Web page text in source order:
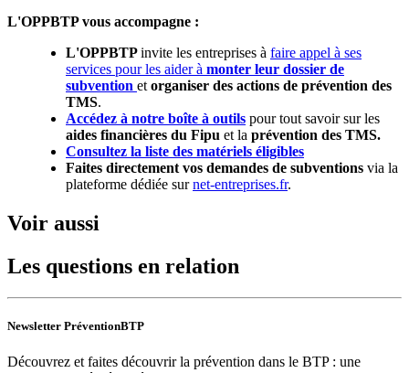
L'OPPBTP vous accompagne :
L'OPPBTPinvite les entreprises à faire appel à ses
services pour les aider à monter leur dossier de
subvention et organiser des actions de prévention des
TMS.
Accédez à notre boîte à outils pour tout savoir sur les
aides financières du Fipu et la prévention des TMS.
Consultez la liste des matériels éligibles
Faites directement vos demandes de subventions via la
plateforme dédiée surnet-entreprises.fr.
Voir aussi
Les questions en relation
Newsletter PréventionBTP
Découvrez et faites découvrir la prévention dans le BTP : une